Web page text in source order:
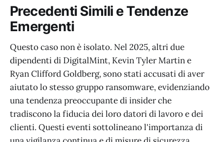
Precedenti Simili e Tendenze
Emergenti
Questo caso non è isolato. Nel 2025, altri due
dipendenti di DigitalMint, Kevin Tyler Martin e
Ryan Clifford Goldberg, sono stati accusati di aver
aiutato lo stesso gruppo ransomware, evidenziando
una tendenza preoccupante di insider che
tradiscono la fiducia dei loro datori di lavoro e dei
clienti. Questi eventi sottolineano l'importanza di